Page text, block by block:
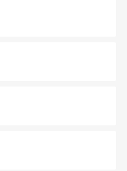
しめる外せないスポット